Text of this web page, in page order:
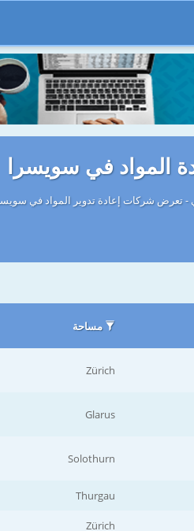
المواد في سويسرا
شركات إعادة تدوير المواد في سويسرا
مساحة
Zürich
Glarus
Solothurn
Thurgau
Zürich